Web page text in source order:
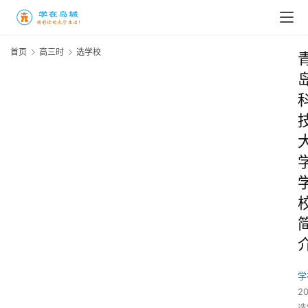
首页 高三时 选学校